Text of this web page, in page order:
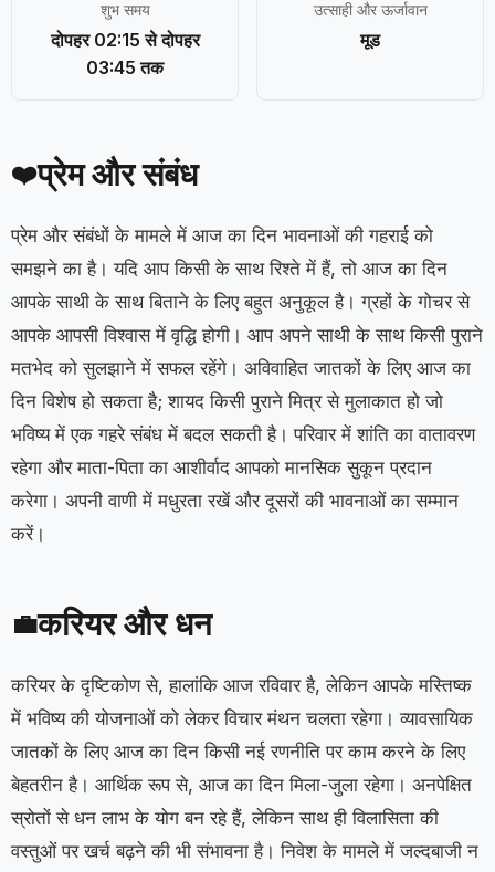
शुभ समय
दोपहर 02:15 से दोपहर
03:45 तक
उत्साही और ऊर्जावान
मूड
❤️प्रेम और संबंध
प्रेम और संबंधों के मामले में आज का दिन भावनाओं की गहराई को
समझने का है। यदि आप किसी के साथ रिश्ते में हैं, तो आज का दिन
आपके साथी के साथ बिताने के लिए बहुत अनुकूल है। ग्रहों के गोचर से
आपके आपसी विश्वास में वृद्धि होगी। आप अपने साथी के साथ किसी पुराने
मतभेद को सुलझाने में सफल रहेंगे। अविवाहित जातकों के लिए आज का
दिन विशेष हो सकता है; शायद किसी पुराने मित्र से मुलाकात हो जो
भविष्य में एक गहरे संबंध में बदल सकती है। परिवार में शांति का वातावरण
रहेगा और माता-पिता का आशीर्वाद आपको मानसिक सुकून प्रदान
करेगा। अपनी वाणी में मधुरता रखें और दूसरों की भावनाओं का सम्मान
करें।
💼करियर और धन
करियर के दृष्टिकोण से, हालांकि आज रविवार है, लेकिन आपके मस्तिष्क
में भविष्य की योजनाओं को लेकर विचार मंथन चलता रहेगा। व्यावसायिक
जातकों के लिए आज का दिन किसी नई रणनीति पर काम करने के लिए
बेहतरीन है। आर्थिक रूप से, आज का दिन मिला-जुला रहेगा। अनपेक्षित
स्रोतों से धन लाभ के योग बन रहे हैं, लेकिन साथ ही विलासिता की
वस्तुओं पर खर्च बढ़ने की भी संभावना है। निवेश के मामले में जल्दबाजी न